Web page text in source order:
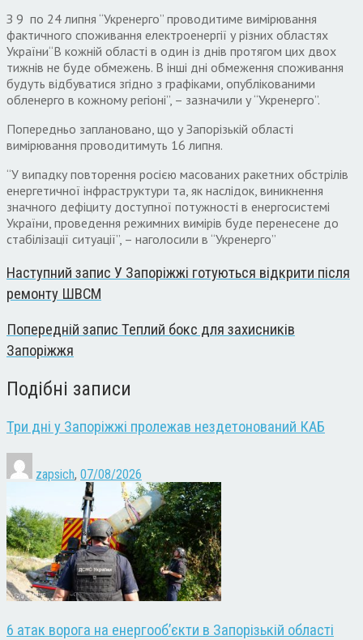
З 9 по 24 липня “Укренерго” проводитиме вимірювання
фактичного споживання електроенергії у різних областях
України“В кожній області в один із днів протягом цих двох
тижнів не буде обмежень. В інші дні обмеження споживання
будуть відбуватися згідно з графіками, опублікованими
обленерго в кожному регіоні”, – зазначили у “Укренерго”.
Попередньо заплановано, що у Запорізькій області
вимірювання проводитимуть 16 липня.
“У випадку повторення росією масованих ракетних обстрілів
енергетичної інфраструктури та, як наслідок, виникнення
значного дефіциту доступної потужності в енергосистемі
України, проведення режимних вимірів буде перенесене до
стабілізації ситуації”, – наголосили в “Укренерго”
Наступний запис У Запоріжжі готуються відкрити після
ремонту ШВСМ
Попередній запис Теплий бокс для захисників
Запоріжжя
Подібні записи
Три дні у Запоріжжі пролежав нездетонований КАБ
zapsich, 07/08/2026
6 атак ворога на енергооб’єкти в Запорізькій області